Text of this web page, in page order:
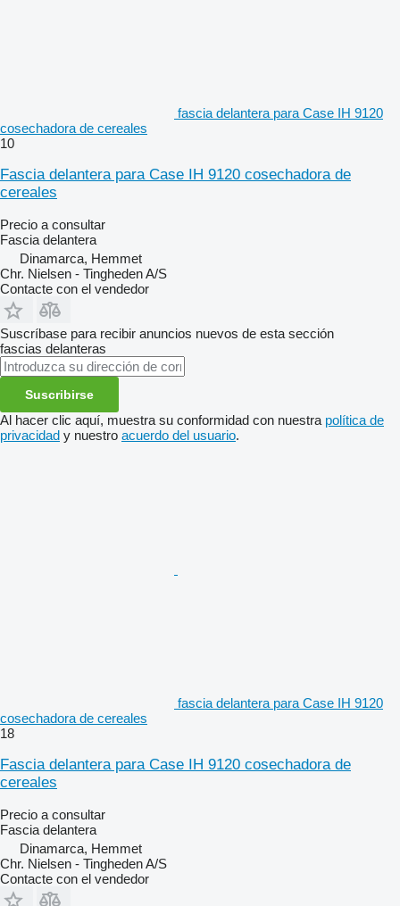
fascia delantera para Case IH 9120
cosechadora de cereales
10
Fascia delantera para Case IH 9120 cosechadora de
cereales
Precio a consultar
Fascia delantera
Dinamarca, Hemmet
Chr. Nielsen - Tingheden A/S
Contacte con el vendedor
Suscríbase para recibir anuncios nuevos de esta sección
fascias delanteras
Suscribirse
Al hacer clic aquí, muestra su conformidad con nuestra política de
privacidad y nuestro acuerdo del usuario.
fascia delantera para Case IH 9120
cosechadora de cereales
18
Fascia delantera para Case IH 9120 cosechadora de
cereales
Precio a consultar
Fascia delantera
Dinamarca, Hemmet
Chr. Nielsen - Tingheden A/S
Contacte con el vendedor